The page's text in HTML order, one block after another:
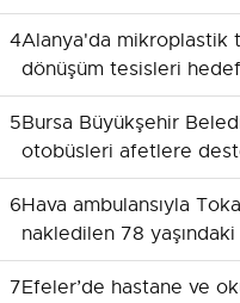
destek programı
4Alanya'da mikroplastik
dönüşüm tesisleri
5Bursa Büyükşehir
otobüsleri afetlere
mobil araca
6Hava ambulansıyla
nakledilen 78
tedaviye yönlendirildi
7Efeler’de hastane ve